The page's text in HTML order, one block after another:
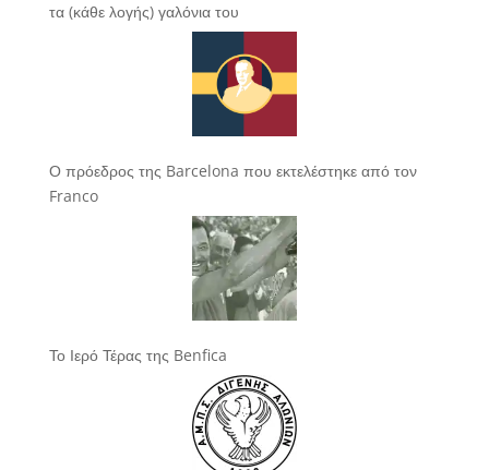
τα (κάθε λογής) γαλόνια του
Ο πρόεδρος της Barcelona που εκτελέστηκε από τον
Franco
Το Ιερό Τέρας της Benfica